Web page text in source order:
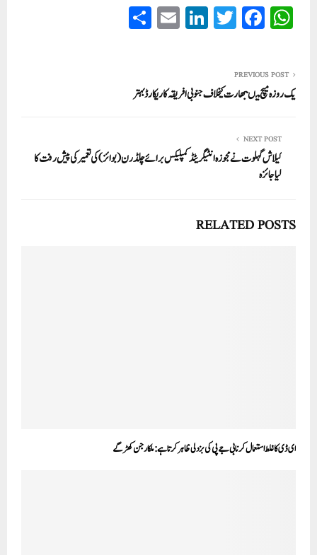
W
ha
A
pp
Fa
ce
ok
T
wi
r
Li
nk
In
E
m
PREVIOUS POST
یک روزہ میچ میںبھارت کیخلاف جنوبی افریقہ کا ریکارڈ بہتر
NEXT POST
کیلاش گہلوت نے مجوزہ انٹیگریٹڈ کمپلیکس برائے چلڈرن (بوائز) کی تعمیر کی پیش رفت کا
لیاجائزہ
RELATED POSTS
ای ڈی کا غلط استعمال کرنا بی جے پی کی بزدلی ظاہر کرتا ہے: ملکارجن کھڑگے